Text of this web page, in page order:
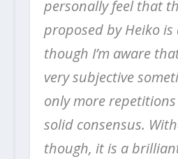
personally feel that
proposed by Heiko is
though I’m aware
very subjective
only more
solid consensus.
though, it is a